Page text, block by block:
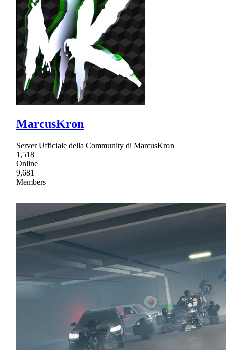
MarcusKron
Server Ufficiale della Community di MarcusKron
1,518
Online
9,681
Members